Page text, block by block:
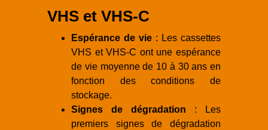
VHS et VHS-C
Espérance de vie : Les cassettes
VHS et VHS-C ont une espérance
de vie moyenne de 10 à 30 ans en
fonction des conditions de
stockage.
Signes de dégradation : Les
premiers signes de dégradation